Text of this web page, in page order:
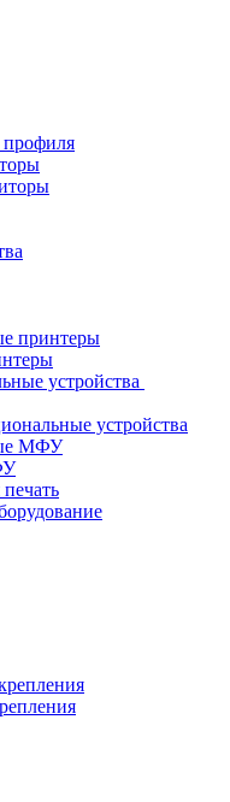
принтеры
устройства
устройства
МФУ